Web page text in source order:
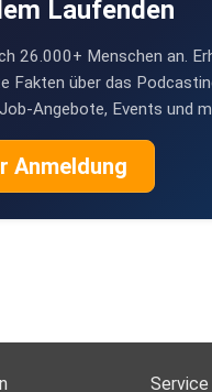
Laufenden
26.000+ Menschen an.
Fakten über das
Angebote, Events und
Anmeldung
Service